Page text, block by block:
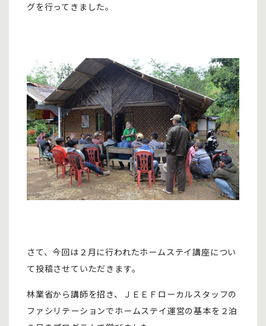
グを行ってきました。
さて、今回は２月に行われたホームステイ講座につい
て投稿させていただきます。
林業省から講師を招き、ＪＥＥＦローカルスタッフの
ファシリテーションでホームステイ運営の基本を２泊